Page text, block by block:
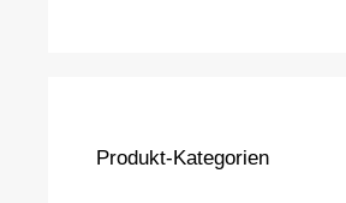
Produkt-Kategorien